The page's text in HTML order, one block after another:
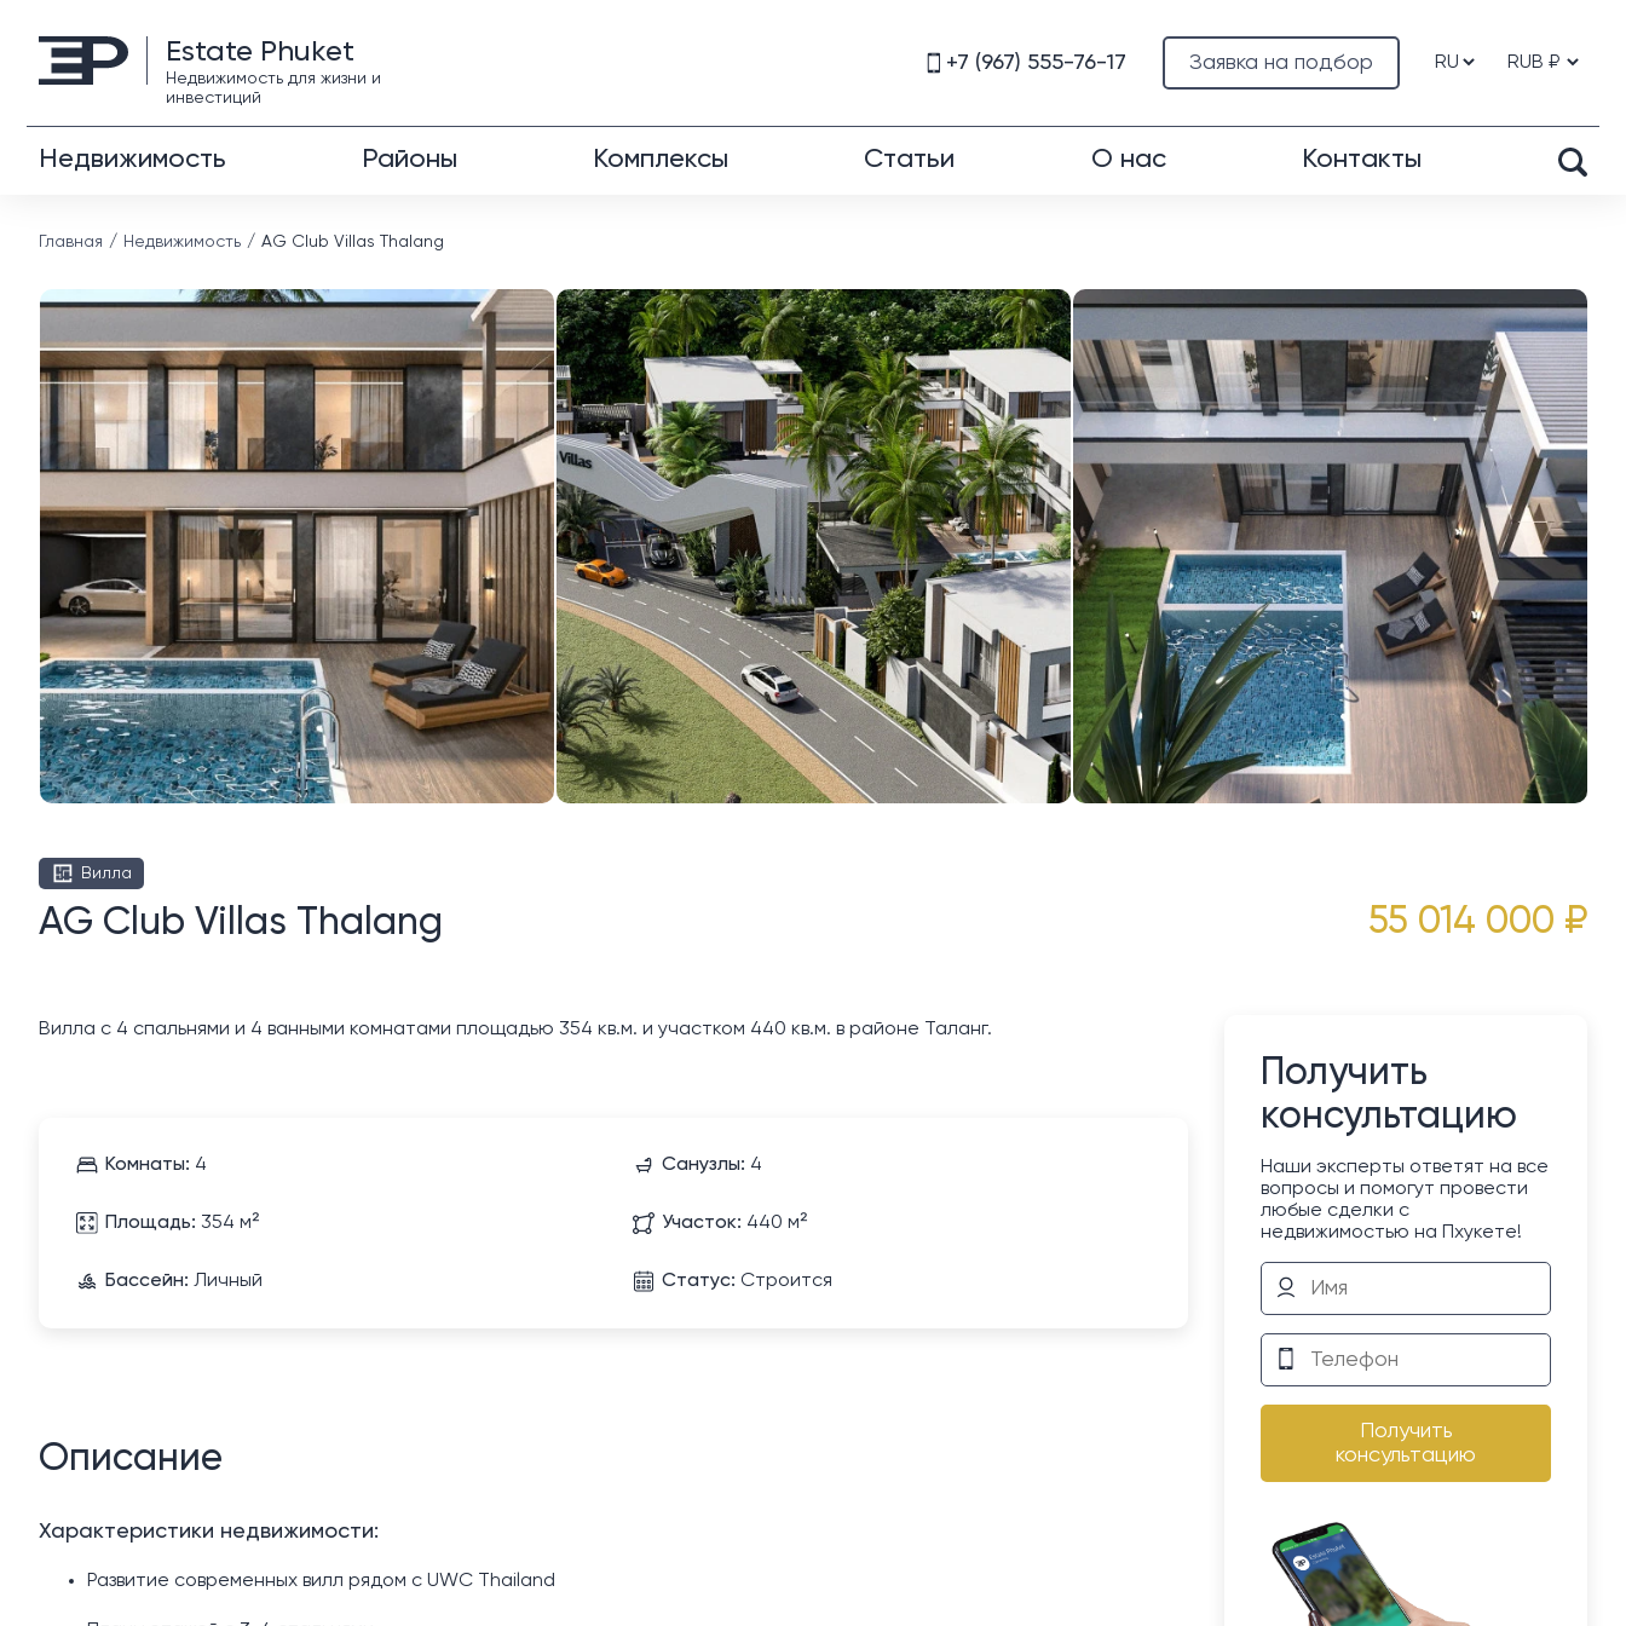
Estate Phuket
Недвижимость для жизни и
инвестиций
Заявка на подбор
+7 (967) 555-76-17
Недвижимость Районы Комплексы Статьи О нас Контакты
Главная Недвижимость AG Club Villas Thalang
Вилла
AG Club Villas Thalang 55 014 000 ₽
Вилла с 4 спальнями и 4 ванными комнатами площадью 354 кв.м. и участком 440 кв.м. в районе Таланг.
Комнаты: 4 Санузлы: 4
Площадь: 354 м² Участок: 440 м²
Бассейн: Личный Статус: Строится
Описание
Характеристики недвижимости:
Развитие современных вилл рядом с UWC Thailand
Получить
консультацию
Наши эксперты ответят на все
вопросы и помогут провести
любые сделки с
недвижимостью на Пхукете!
Получить
консультацию